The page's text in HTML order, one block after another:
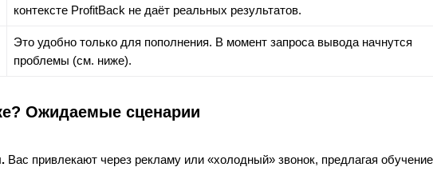
контексте ProfitBack не даёт реальных результатов.
Это удобно только для пополнения. В момент запроса вывода начнутся
проблемы (см. ниже).
Ожидаемые сценарии
Вас привлекают через рекламу или «холодный» звонок, предлагая